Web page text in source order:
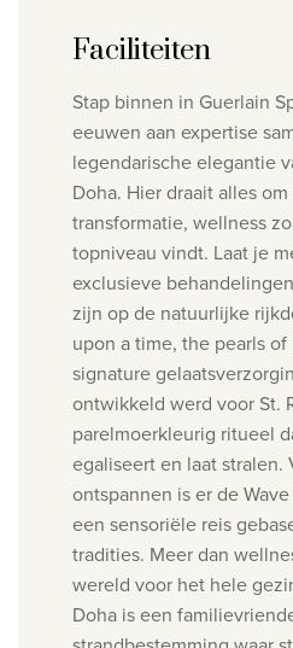
Faciliteiten
Stap binnen in Guerlain
eeuwen aan expertise
legendarische elegantie
Doha. Hier draait alles
transformatie, wellness
topniveau vindt. Laat je
exclusieve
zijn op de natuurlijke
upon a time, the pearls of
signature
ontwikkeld werd voor St.
parelmoerkleurig ritueel
egaliseert en laat stralen.
ontspannen is er de
een sensoriële reis
tradities. Meer dan
wereld voor het hele
Doha is een